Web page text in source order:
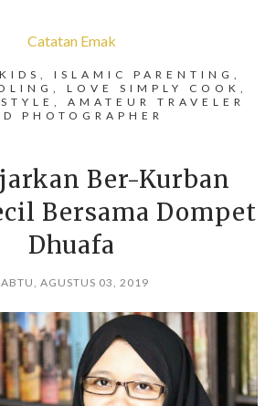
Catatan Emak
ISLAMIC PARENTING,
LOVE SIMPLY COOK,
AMATEUR TRAVELER
PHOTOGRAPHER
Ber-Kurban
Bersama Dompet
Dhuafa
AGUSTUS 03, 2019